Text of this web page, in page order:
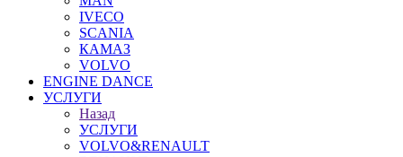
IVECO
SCANIA
КАМАЗ
VOLVO
ENGINE DANCE
УСЛУГИ
Назад
УСЛУГИ
VOLVO&RENAULT